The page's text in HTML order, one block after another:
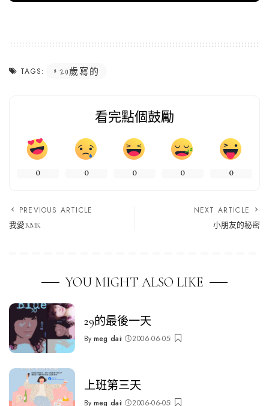
TAGS: 20歲寫的
看完點個鼓勵
0 0 0 0 0
PREVIOUS ARTICLE
我愛RMK
NEXT ARTICLE
小朋友的秘密
YOU MIGHT ALSO LIKE
29的最後一天
Posted
By meg dai 2006-06-05
上班第三天
By meg dai 2006-06-05